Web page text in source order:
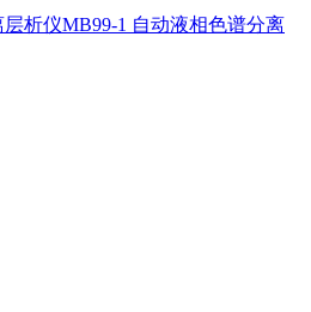
自动液相色谱分离